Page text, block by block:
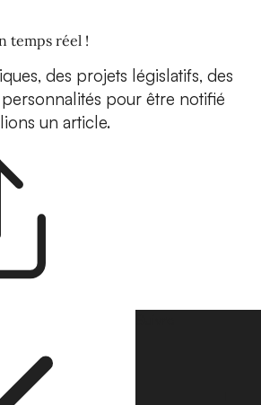
temps réel !
des projets législatifs, des
pour être notifié
un article.